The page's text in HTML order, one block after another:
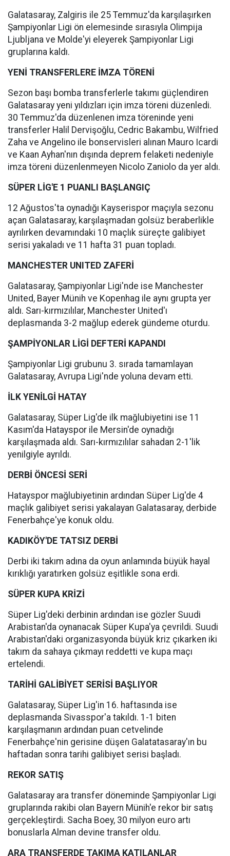
Galatasaray, Zalgiris ile 25 Temmuz'da karşılaşırken
Şampiyonlar Ligi ön elemesinde sırasıyla Olimpija
Ljubljana ve Molde'yi eleyerek Şampiyonlar Ligi
gruplarına kaldı.
YENİ TRANSFERLERE İMZA TÖRENİ
Sezon başı bomba transferlerle takımı güçlendiren
Galatasaray yeni yıldızları için imza töreni düzenledi.
30 Temmuz'da düzenlenen imza töreninde yeni
transferler Halil Dervişoğlu, Cedric Bakambu, Wilfried
Zaha ve Angelino ile bonservisleri alınan Mauro Icardi
ve Kaan Ayhan'nın dışında deprem felaketi nedeniyle
imza töreni düzenlenmeyen Nicolo Zaniolo da yer aldı.
SÜPER LİG'E 1 PUANLI BAŞLANGIÇ
12 Ağustos'ta oynadığı Kayserispor maçıyla sezonu
açan Galatasaray, karşılaşmadan golsüz beraberlikle
ayrılırken devamındaki 10 maçlık süreçte galibiyet
serisi yakaladı ve 11 hafta 31 puan topladı.
MANCHESTER UNITED ZAFERİ
Galatasaray, Şampiyonlar Ligi'nde ise Manchester
United, Bayer Münih ve Kopenhag ile aynı grupta yer
aldı. Sarı-kırmızılılar, Manchester United'ı
deplasmanda 3-2 mağlup ederek gündeme oturdu.
ŞAMPİYONLAR LİGİ DEFTERİ KAPANDI
Şampiyonlar Ligi grubunu 3. sırada tamamlayan
Galatasaray, Avrupa Ligi'nde yoluna devam etti.
İLK YENİLGİ HATAY
Galatasaray, Süper Lig'de ilk mağlubiyetini ise 11
Kasım'da Hatayspor ile Mersin'de oynadığı
karşılaşmada aldı. Sarı-kırmızılılar sahadan 2-1'lik
yenilgiyle ayrıldı.
DERBİ ÖNCESİ SERİ
Hatayspor mağlubiyetinin ardından Süper Lig'de 4
maçlık galibiyet serisi yakalayan Galatasaray, derbide
Fenerbahçe'ye konuk oldu.
KADIKÖY'DE TATSIZ DERBİ
Derbi iki takım adına da oyun anlamında büyük hayal
kırıklığı yaratırken golsüz eşitlikle sona erdi.
SÜPER KUPA KRİZİ
Süper Lig'deki derbinin ardından ise gözler Suudi
Arabistan'da oynanacak Süper Kupa'ya çevrildi. Suudi
Arabistan'daki organizasyonda büyük kriz çıkarken iki
takım da sahaya çıkmayı reddetti ve kupa maçı
ertelendi.
TARİHİ GALİBİYET SERİSİ BAŞLIYOR
Galatasaray, Süper Lig'in 16. haftasında ise
deplasmanda Sivasspor'a takıldı. 1-1 biten
karşılaşmanın ardından puan cetvelinde
Fenerbahçe'nin gerisine düşen Galatatasaray'ın bu
haftadan sonra tarihi galibiyet serisi başladı.
REKOR SATIŞ
Galatasaray ara transfer döneminde Şampiyonlar Ligi
gruplarında rakibi olan Bayern Münih'e rekor bir satış
gerçekleştirdi. Sacha Boey, 30 milyon euro artı
bonuslarla Alman devine transfer oldu.
ARA TRANSFERDE TAKIMA KATILANLAR